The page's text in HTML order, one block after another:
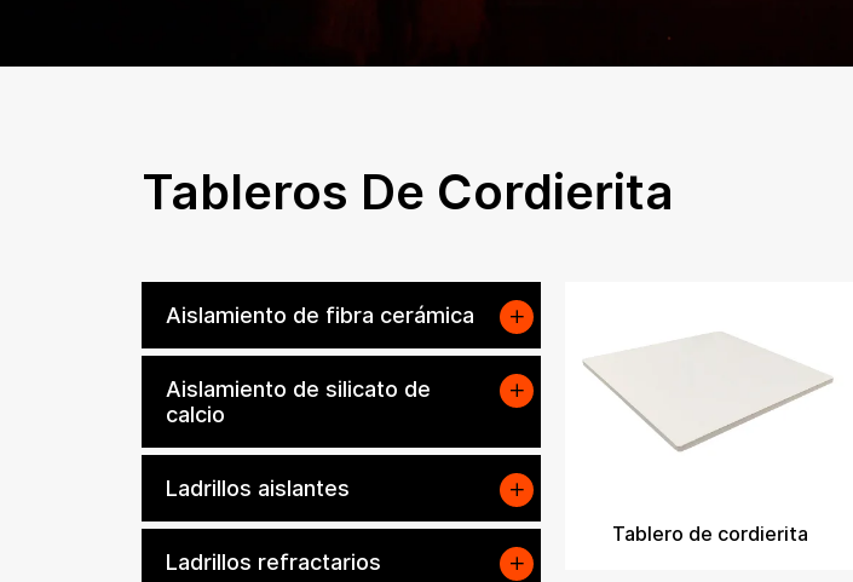
Tableros De Cordierita
Aislamiento de fibra cerámica
Aislamiento de silicato de
calcio
Ladrillos aislantes
Ladrillos refractarios
Tablero de cordierita